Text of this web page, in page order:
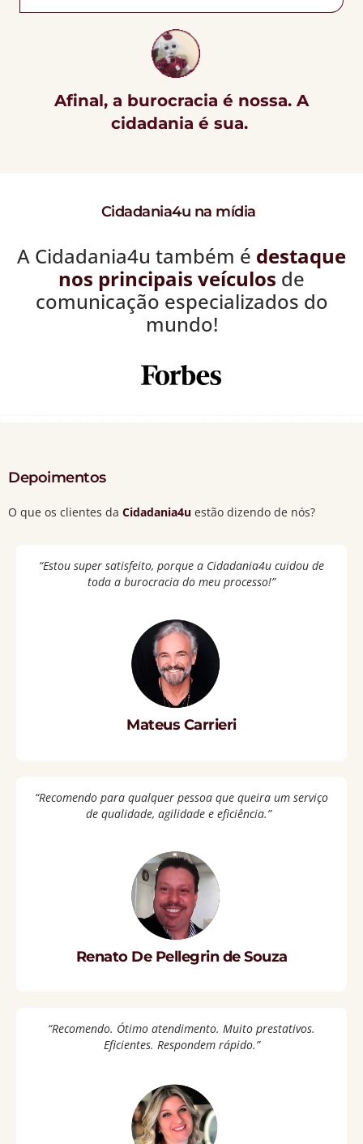
Afinal, a burocracia é nossa. A
cidadania é sua.
Cidadania4u na mídia
A Cidadania4u também é destaque
nos principais veículos de
comunicação especializados do
mundo!
Depoimentos
O que os clientes da Cidadania4u estão dizendo de nós?
“Estou super satisfeito, porque a Cidadania4u cuidou de
toda a burocracia do meu processo!”
Mateus Carrieri
“Recomendo para qualquer pessoa que queira um serviço
de qualidade, agilidade e eficiência.”
Renato De Pellegrin de Souza
“Recomendo. Ótimo atendimento. Muito prestativos.
Eficientes. Respondem rápido.”